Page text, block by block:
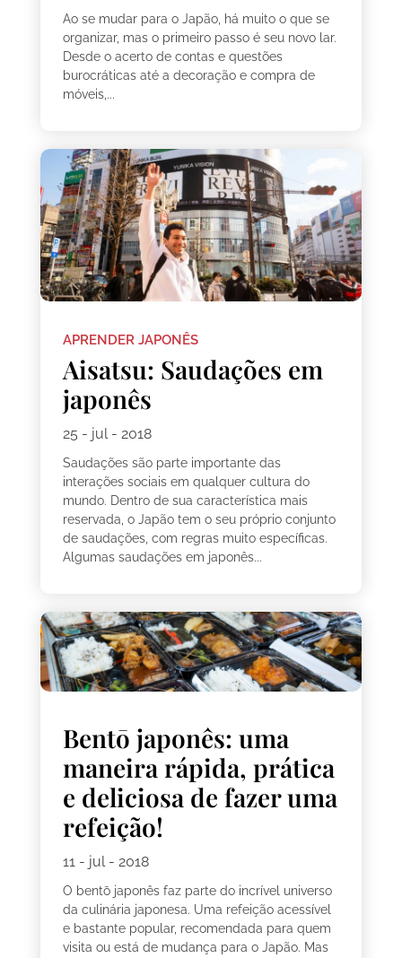
Ao se mudar para o Japão, há muito o que se
organizar, mas o primeiro passo é seu novo lar.
Desde o acerto de contas e questões
burocráticas até a decoração e compra de
móveis,...
APRENDER JAPONÊS
Aisatsu: Saudações em
japonês
25 - jul - 2018
Saudações são parte importante das
interações sociais em qualquer cultura do
mundo. Dentro de sua característica mais
reservada, o Japão tem o seu próprio conjunto
de saudações, com regras muito específicas.
Algumas saudações em japonês...
Bentō japonês: uma
maneira rápida, prática
e deliciosa de fazer uma
refeição!
11 - jul - 2018
O bentō japonês faz parte do incrível universo
da culinária japonesa. Uma refeição acessível
e bastante popular, recomendada para quem
visita ou está de mudança para o Japão. Mas